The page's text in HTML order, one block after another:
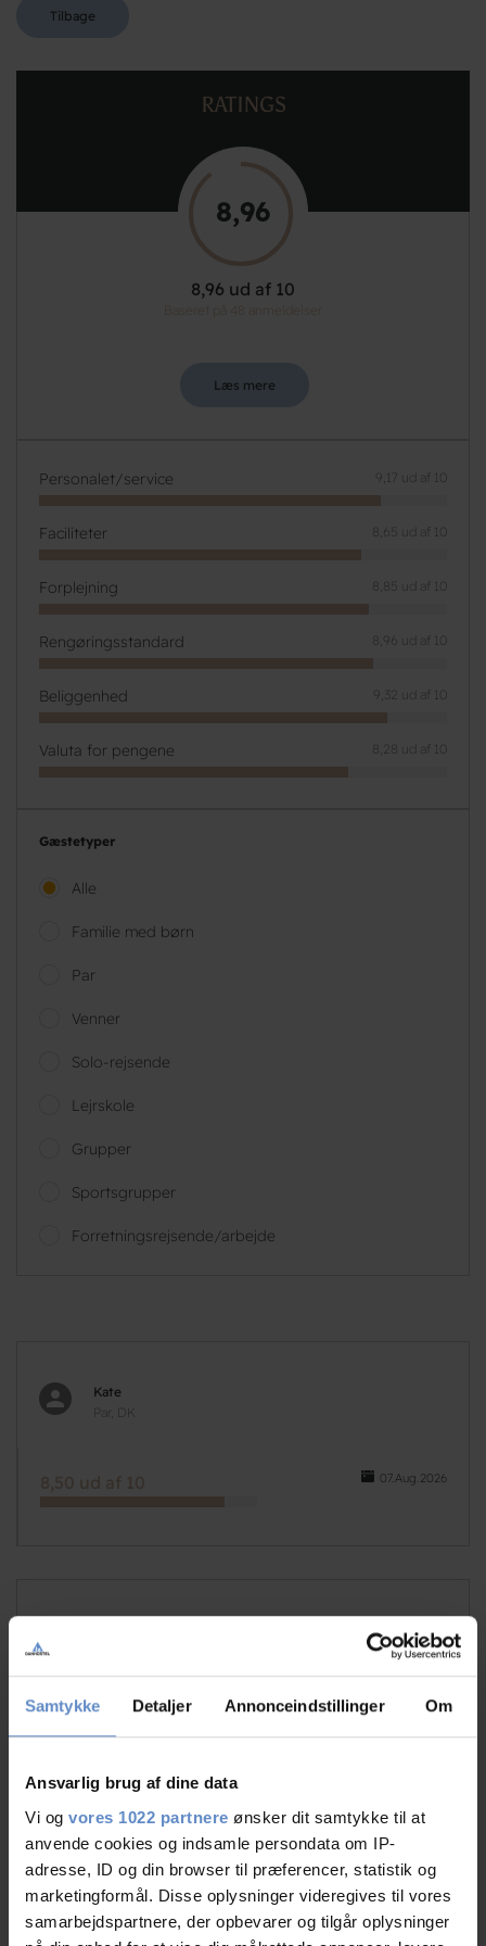
Samtykke Detaljer Annonceindstillinger Om
Ansvarlig brug af dine data
Vi og vores 1022 partnere ønsker dit samtykke til at
anvende cookies og indsamle persondata om IP-
adresse, ID og din browser til præferencer, statistik og
marketingformål. Disse oplysninger videregives til vores
samarbejdspartnere, der opbevarer og tilgår oplysninger
Tilbage
RATINGS
8,96
8,96 ud af 10
Baseret på 48 anmeldelser
Læs mere
Personalet/service 9,17 ud af 10
Faciliteter 8,65 ud af 10
Forplejning 8,85 ud af 10
Rengøringsstandard 8,96 ud af 10
Beliggenhed 9,32 ud af 10
Valuta for pengene 8,28 ud af 10
Gæstetyper
Alle
Familie med børn
Par
Venner
Solo-rejsende
Lejrskole
Grupper
Sportsgrupper
Forretningsrejsende/arbejde
Kate
Par, DK
07.Aug.2026
8,50 ud af 10
27.Jul.2026
8,33 ud af 10
God og hjælp som været
N/A
Solo-rejsende, DK